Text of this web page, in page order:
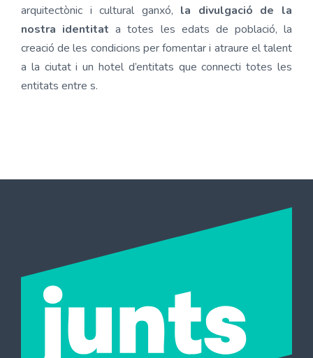
arquitectònic i cultural ganxó, la divulgació de la
nostra identitat a totes les edats de població, la
creació de les condicions per fomentar i atraure el talent
a la ciutat i un hotel d’entitats que connecti totes les
entitats entre s.